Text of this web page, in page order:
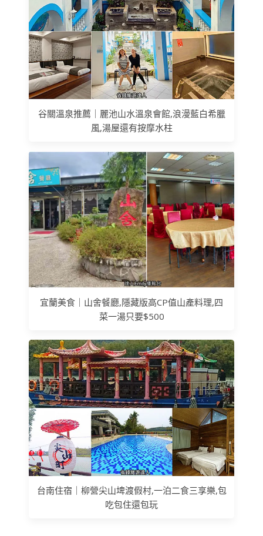
谷關溫泉推薦｜麗池山水溫泉會館,浪漫藍白希臘
風,湯屋還有按摩水柱
宜蘭美食｜山舍餐廳,隱藏版高CP值山產料理,四
菜一湯只要$500
台南住宿｜柳營尖山埤渡假村,一泊二食三享樂,包
吃包住還包玩